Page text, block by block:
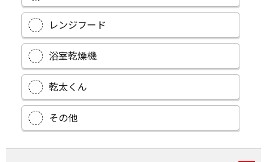
レンジフード
浴室乾燥機
乾太くん
その他